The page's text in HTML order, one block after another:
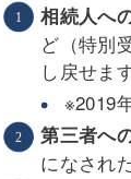
相続人へ
ど（特別
し戻せます
※2019
第三者へ
になされ